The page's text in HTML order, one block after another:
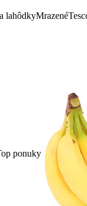
lahôdkyMrazené
ponuky